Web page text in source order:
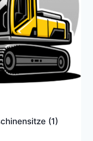
(1)